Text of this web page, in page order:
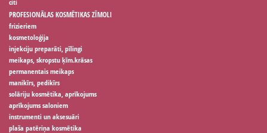
PROFESIONĀLAS KOSMĒTIKAS ZĪMOLI
frizieriem
kosmetoloģija
injekciju preparāti, pīlingi
meikaps, skropstu ķīm.krāsas
permanentais meikaps
manikīrs, pedikīrs
solāriju kosmētika, aprīkojums
aprīkojums saloniem
instrumenti un aksesuāri
plaša patēriņa kosmētika